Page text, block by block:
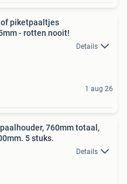
piketpaaltjes
- rotten nooit!
Details
1 aug 26
760mm totaal,
5 stuks.
Details